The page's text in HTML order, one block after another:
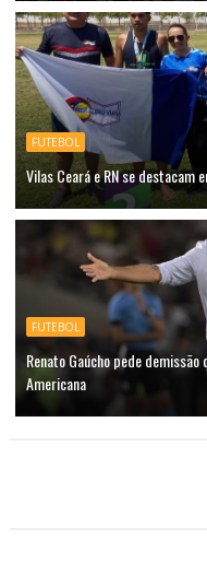
FUTEBOL
Vilas Ceará e RN se destacam
FUTEBOL
Renato Gaúcho pede
Americana